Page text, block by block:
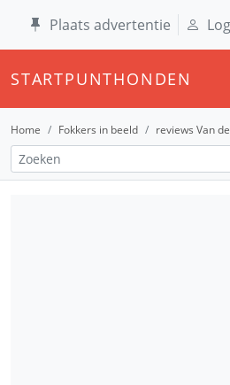
Plaats advertentie
STARTPUNTHONDEN
Home Fokkers in beeld reviews Van